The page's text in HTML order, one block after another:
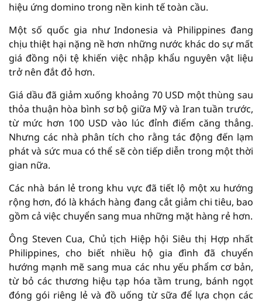
hiệu ứng domino trong nền kinh tế toàn cầu.
Một số quốc gia như Indonesia và Philippines đang
chịu thiệt hại nặng nề hơn những nước khác do sự mất
giá đồng nội tệ khiến việc nhập khẩu nguyên vật liệu
trở nên đắt đỏ hơn.
Giá dầu đã giảm xuống khoảng 70 USD một thùng sau
thỏa thuận hòa bình sơ bộ giữa Mỹ và Iran tuần trước,
từ mức hơn 100 USD vào lúc đỉnh điểm căng thẳng.
Nhưng các nhà phân tích cho rằng tác động đến lạm
phát và sức mua có thể sẽ còn tiếp diễn trong một thời
gian nữa.
Các nhà bán lẻ trong khu vực đã tiết lộ một xu hướng
rộng hơn, đó là khách hàng đang cắt giảm chi tiêu, bao
gồm cả việc chuyển sang mua những mặt hàng rẻ hơn.
Ông Steven Cua, Chủ tịch Hiệp hội Siêu thị Hợp nhất
Philippines, cho biết nhiều hộ gia đình đã chuyển
hướng mạnh mẽ sang mua các nhu yếu phẩm cơ bản,
từ bỏ các thương hiệu tạp hóa tầm trung, bánh ngọt
đóng gói riêng lẻ và đồ uống từ sữa để lựa chọn các